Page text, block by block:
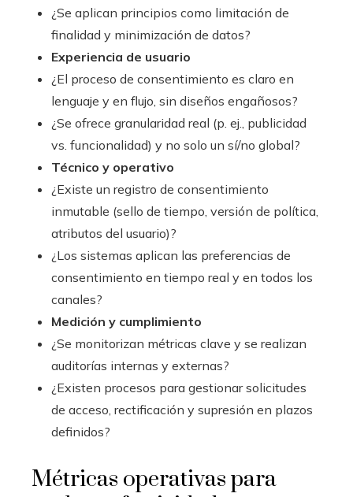
¿Se aplican principios como limitación de
finalidad y minimización de datos?
Experiencia de usuario
¿El proceso de consentimiento es claro en
lenguaje y en flujo, sin diseños engañosos?
¿Se ofrece granularidad real (p. ej., publicidad
vs. funcionalidad) y no solo un sí/no global?
Técnico y operativo
¿Existe un registro de consentimiento
inmutable (sello de tiempo, versión de política,
atributos del usuario)?
¿Los sistemas aplican las preferencias de
consentimiento en tiempo real y en todos los
canales?
Medición y cumplimiento
¿Se monitorizan métricas clave y se realizan
auditorías internas y externas?
¿Existen procesos para gestionar solicitudes
de acceso, rectificación y supresión en plazos
definidos?
Métricas operativas para